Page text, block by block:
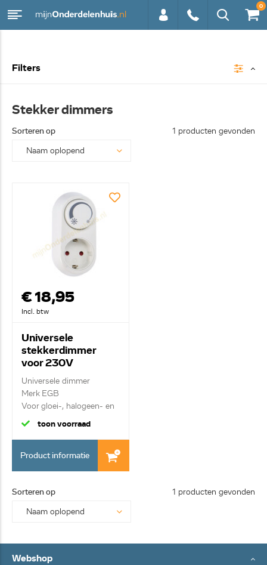
0
Filters
Stekker dimmers
Sorteren op 1 producten gevonden
€ 18,95
Incl. btw
Universele
stekkerdimmer
voor 230V
verlichting 101430
Universele dimmer
Merk EGB
Voor gloei-, halogeen- en
LED-...
toon voorraad
Product informatie
Sorteren op 1 producten gevonden
Webshop